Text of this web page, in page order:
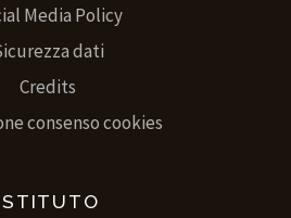
Media Policy
dati
Credits
consenso cookies